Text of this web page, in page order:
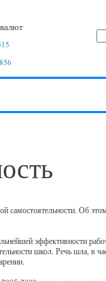
самостоятельности. Об
эффективности
школ. Речь шла, в